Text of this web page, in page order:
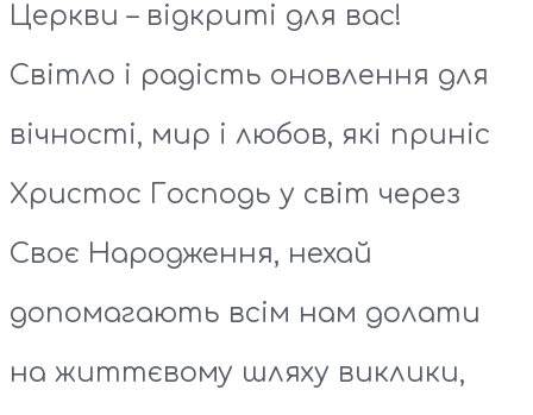
Церкви – відкриті для вас!
Світло і радість оновлення для
вічності, мир і любов, які приніс
Христос Господь у світ через
Своє Народження, нехай
допомагають всім нам долати
на життєвому шляху виклики,